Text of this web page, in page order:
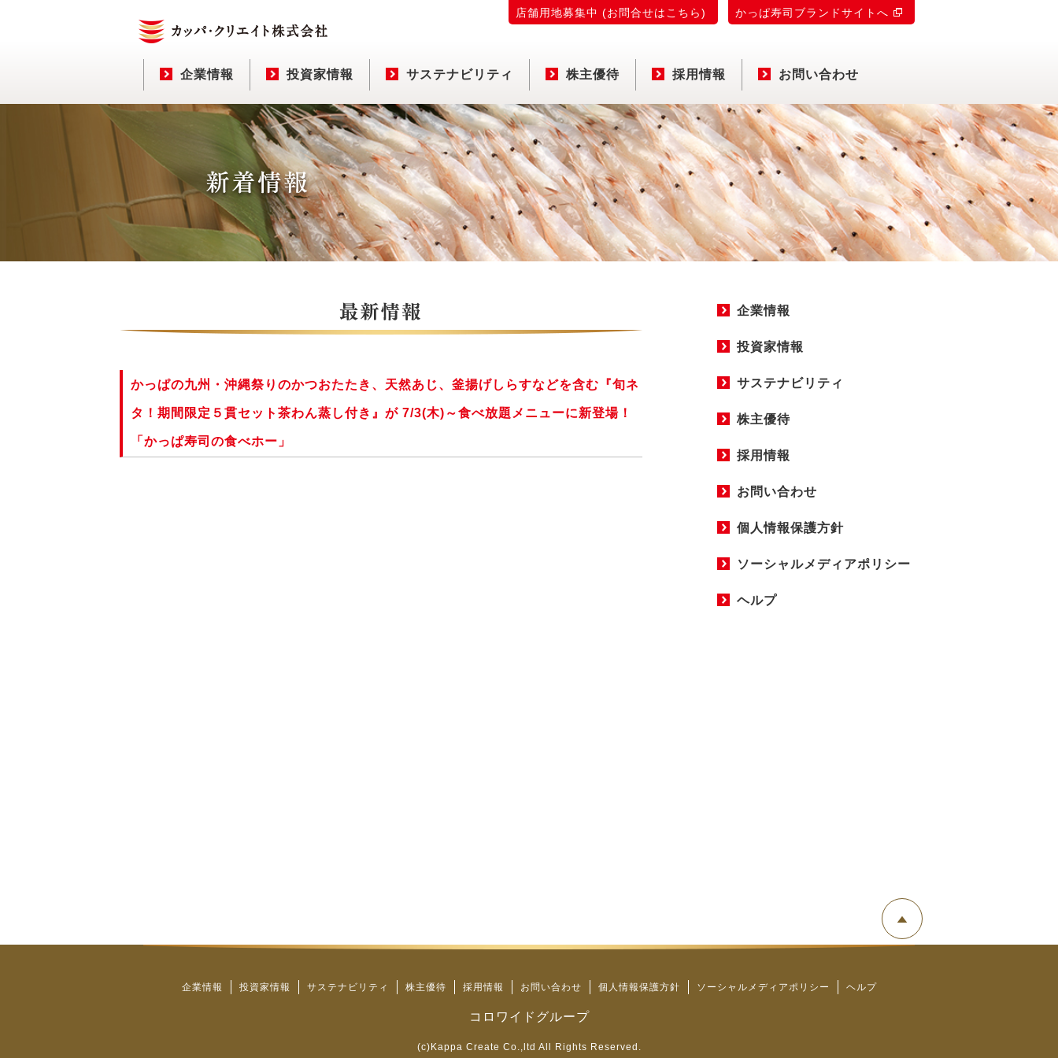
企業情報 投資家情報 サステナビリティ 株主優待 採用情報 お問い合わせ
店舗用地募集中 (お問合せはこちら) かっぱ寿司ブランドサイトへ
かっぱの九州・沖縄祭りのかつおたたき、天然あじ、釜揚げしらすなどを含む『旬ネ
タ！期間限定５貫セット茶わん蒸し付き』が 7/3(木)～食べ放題メニューに新登場！
「かっぱ寿司の食べホー」
企業情報
投資家情報
サステナビリティ
株主優待
採用情報
お問い合わせ
個人情報保護方針
ソーシャルメディアポリシー
ヘルプ
企業情報 投資家情報 サステナビリティ 株主優待 採用情報 お問い合わせ 個人情報保護方針 ソーシャルメディアポリシー ヘルプ
コロワイドグループ
(c)Kappa Create Co.,ltd All Rights Reserved.